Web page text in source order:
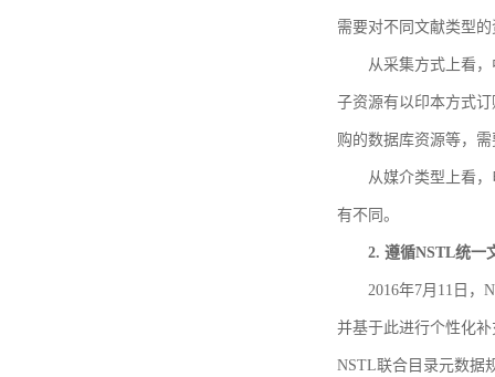
需要对不同文献类型
从采集方式上看
子资源有以印本方式
购的数据库资源等，
从媒介类型上看
有不同。
2. 遵循NSTL统一
2016年7月11日，
并基于此进行个性化
NSTL联合目录元数据